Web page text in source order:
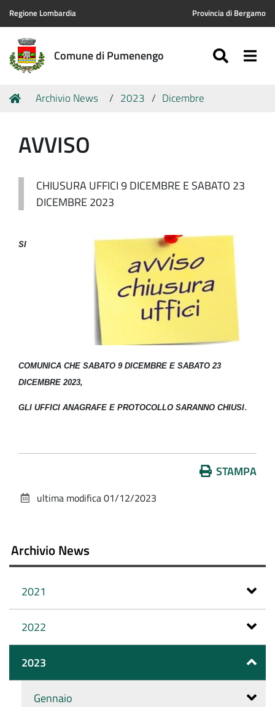
Regione Lombardia Provincia di Bergamo
Comune di Pumenengo
Tu
Home
Archivio News 2023 Dicembre
AVVISO
CHIUSURA UFFICI 9 DICEMBRE E SABATO 23
DICEMBRE 2023
SI
COMUNICA CHE SABATO 9 DICEMBRE E SABATO 23
DICEMBRE 2023,
GLI UFFICI ANAGRAFE E PROTOCOLLO SARANNO CHIUSI.
documento
STAMPA
ultima modifica01/12/2023
Archivio News
2021
2022
2023
Gennaio